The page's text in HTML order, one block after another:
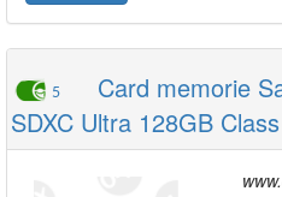
5
Card memorie
SDXC Ultra 128GB